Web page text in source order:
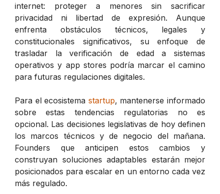
internet: proteger a menores sin sacrificar
privacidad ni libertad de expresión. Aunque
enfrenta obstáculos técnicos, legales y
constitucionales significativos, su enfoque de
trasladar la verificación de edad a sistemas
operativos y app stores podría marcar el camino
para futuras regulaciones digitales.
Para el ecosistema startup, mantenerse informado
sobre estas tendencias regulatorias no es
opcional. Las decisiones legislativas de hoy definen
los marcos técnicos y de negocio del mañana.
Founders que anticipen estos cambios y
construyan soluciones adaptables estarán mejor
posicionados para escalar en un entorno cada vez
más regulado.